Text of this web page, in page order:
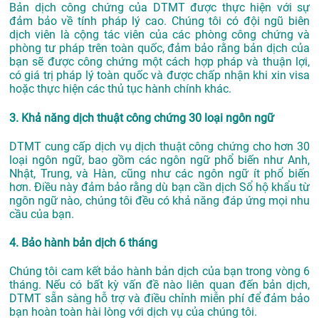
Bản dịch công chứng của DTMT được thực hiện với sự
đảm bảo về tính pháp lý cao. Chúng tôi có đội ngũ biên
dịch viên là cộng tác viên của các phòng công chứng và
phòng tư pháp trên toàn quốc, đảm bảo rằng bản dịch của
bạn sẽ được công chứng một cách hợp pháp và thuận lợi,
có giá trị pháp lý toàn quốc và được chấp nhận khi xin visa
hoặc thực hiện các thủ tục hành chính khác.
3. Khả năng dịch thuật công chứng 30 loại ngôn ngữ
DTMT cung cấp dịch vụ dịch thuật công chứng cho hơn 30
loại ngôn ngữ, bao gồm các ngôn ngữ phổ biến như Anh,
Nhật, Trung, và Hàn, cũng như các ngôn ngữ ít phổ biến
hơn. Điều này đảm bảo rằng dù bạn cần dịch Sổ hộ khẩu từ
ngôn ngữ nào, chúng tôi đều có khả năng đáp ứng mọi nhu
cầu của bạn.
4. Bảo hành bản dịch 6 tháng
Chúng tôi cam kết bảo hành bản dịch của bạn trong vòng 6
tháng. Nếu có bất kỳ vấn đề nào liên quan đến bản dịch,
DTMT sẵn sàng hỗ trợ và điều chỉnh miễn phí để đảm bảo
bạn hoàn toàn hài lòng với dịch vụ của chúng tôi.